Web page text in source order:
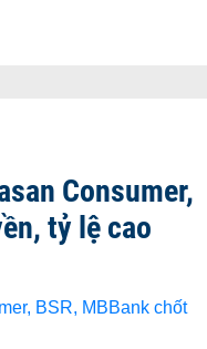
Consumer,
tỷ lệ cao